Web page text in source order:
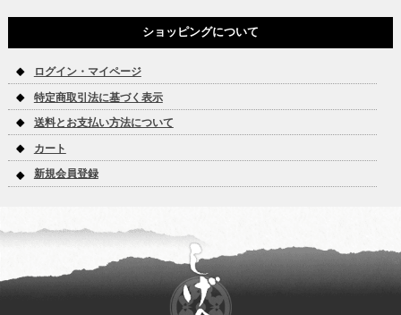
ショッピングについて
ログイン・マイページ
特定商取引法に基づく表示
送料とお支払い方法について
カート
新規会員登録